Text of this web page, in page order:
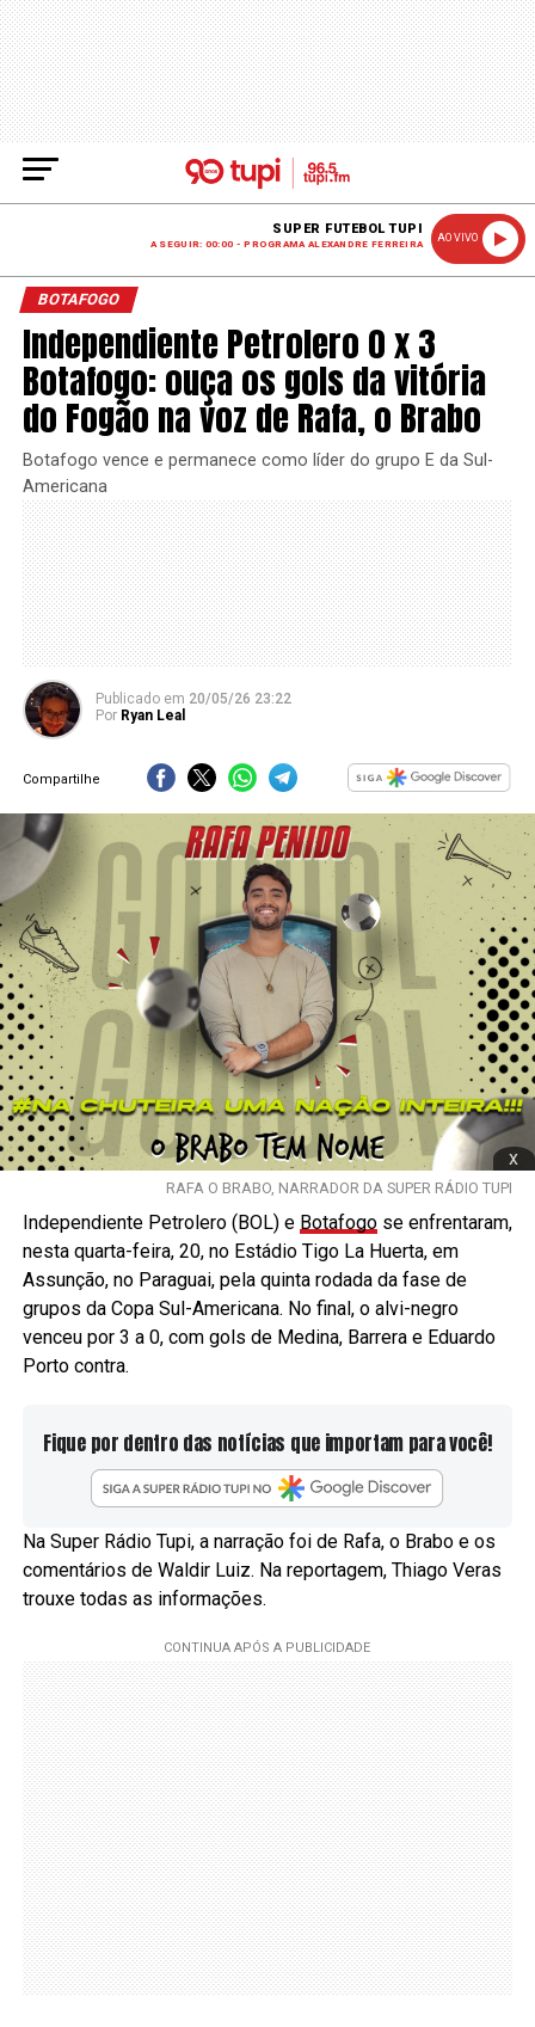
SUPER FUTEBOL TUPI
A SEGUIR: 00:00 - PROGRAMA ALEXANDRE FERREIRA
AO VIVO
BOTAFOGO
Independiente Petrolero 0 x 3
Botafogo: ouça os gols da vitória
do Fogão na voz de Rafa, o Brabo
Botafogo vence e permanece como líder do grupo E da Sul-
Americana
Publicado em 20/05/26 23:22
Por Ryan Leal
Compartilhe
x
RAFA O BRABO, NARRADOR DA SUPER RÁDIO TUPI
Independiente Petrolero (BOL) e Botafogose enfrentaram,
nesta quarta-feira, 20, no Estádio Tigo La Huerta, em
Assunção, no Paraguai, pela quinta rodada da fase de
grupos da Copa Sul-Americana. No final, o alvi-negro
venceu por 3 a 0, com gols de Medina, Barrera e Eduardo
Porto contra.
Fique por dentro das notícias que importam para você!
Na Super Rádio Tupi, a narração foi de Rafa, o Brabo e os
comentários de Waldir Luiz. Na reportagem, Thiago Veras
trouxe todas as informações.